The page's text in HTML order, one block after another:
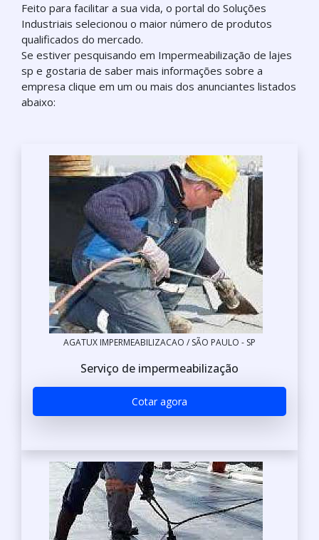
Feito para facilitar a sua vida, o portal do Soluções
Industriais selecionou o maior número de produtos
qualificados do mercado.
Se estiver pesquisando em Impermeabilização de lajes
sp e gostaria de saber mais informações sobre a
empresa clique em um ou mais dos anunciantes listados
abaixo:
AGATUX IMPERMEABILIZACAO / SÃO PAULO - SP
Serviço de impermeabilização
Cotar agora